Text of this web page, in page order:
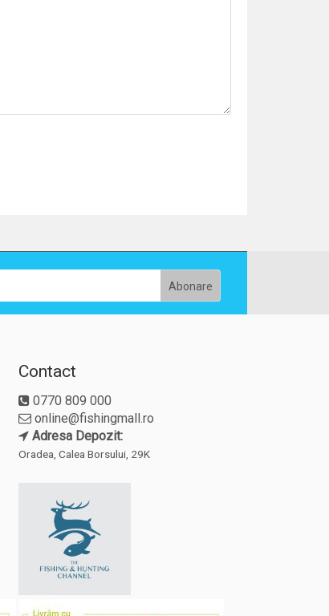
Contact
0770 809 000
online@fishingmall.ro
Adresa Depozit:
Oradea, Calea Borsului, 29K